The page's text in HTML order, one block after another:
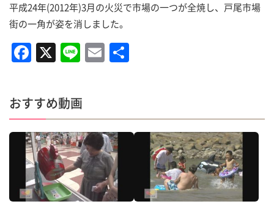
平成24年(2012年)3月の火災で市場の一つが全焼し、戸尾市場
街の一角が姿を消しました。
F
a
c
e
b
o
o
k
X Li
n
e
E
m
l
おすすめ動画